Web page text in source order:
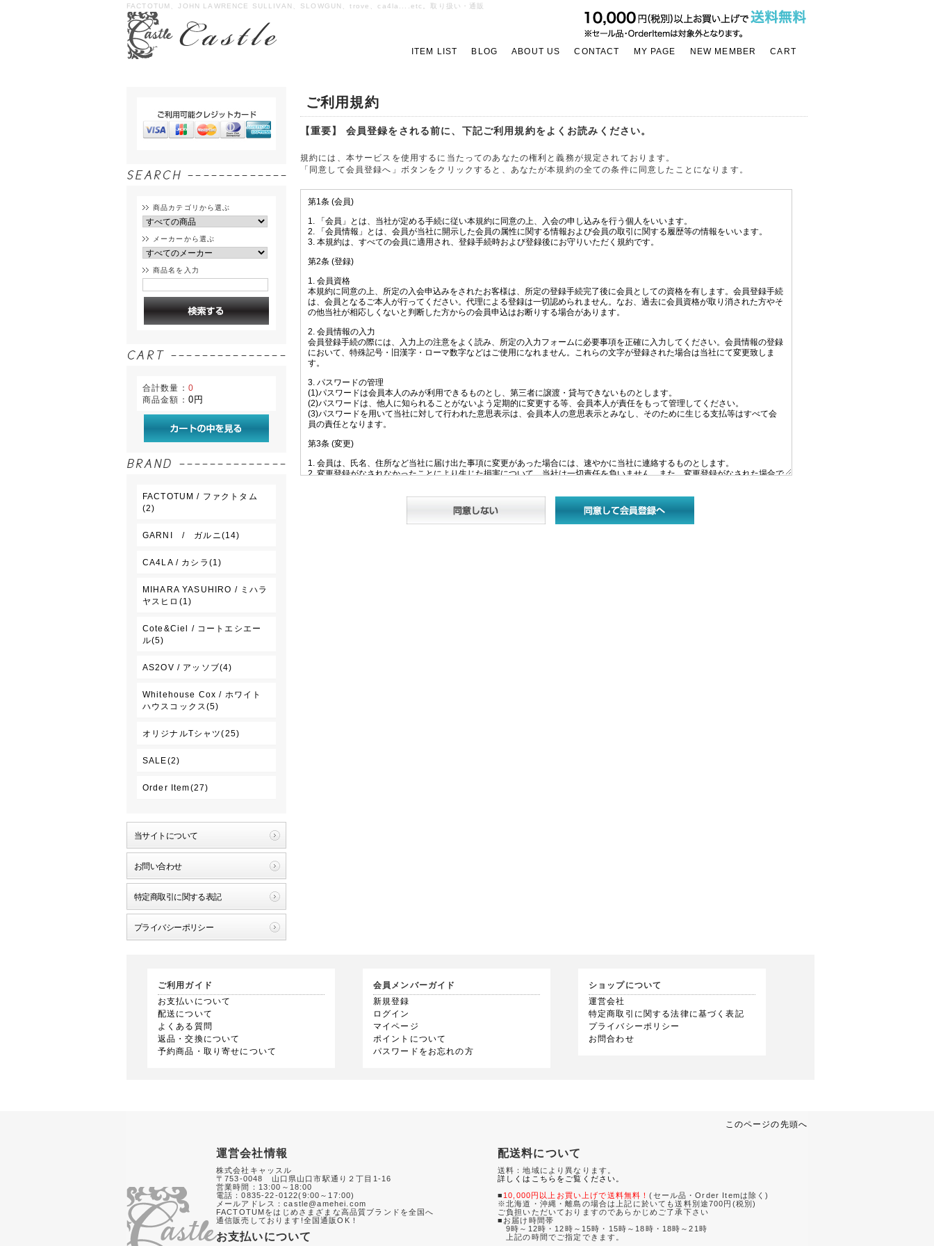
FACTOTUM、JOHN LAWRENCE SULLIVAN、SLOWGUN、trove、ca4la....etc。取り扱い・通販
ITEM LIST BLOG ABOUT US CONTACT MY PAGE NEW MEMBER CART
商品カテゴリから選ぶ
メーカーから選ぶ
商品名を入力
合計数量： 0
商品金額： 0円
FACTOTUM / ファクトタム
(2)
GARNI / ガルニ(14)
CA4LA / カシラ(1)
MIHARA YASUHIRO / ミハラ
ヤスヒロ(1)
Cote&Ciel / コートエシエー
ル(5)
AS2OV / アッソブ(4)
Whitehouse Cox / ホワイト
ハウスコックス(5)
オリジナルTシャツ(25)
SALE(2)
Order Item(27)
当サイトについて
お問い合わせ
特定商取引に関する表記
プライバシーポリシー
ご利用規約
【重要】 会員登録をされる前に、下記ご利用規約をよくお読みください。
規約には、本サービスを使用するに当たってのあなたの権利と義務が規定されております。
「同意して会員登録へ」ボタンをクリックすると、あなたが本規約の全ての条件に同意したことになります。
ご利用ガイド
お支払いについて
配送について
よくある質問
返品・交換について
予約商品・取り寄せについて
会員メンバーガイド
新規登録
ログイン
マイページ
ポイントについて
パスワードをお忘れの方
ショップについて
運営会社
特定商取引に関する法律に基づく表記
プライバシーポリシー
お問合わせ
このページの先頭へ
運営会社情報
株式会社キャッスル
〒753-0048 山口県山口市駅通り２丁目1-16
営業時間：13:00～18:00
電話：0835-22-0122(9:00～17:00)
メールアドレス：castle@amehei.com
FACTOTUMをはじめさまざまな高品質ブランドを全国へ
通信販売しております!全国通販OK！
お支払いについて
配送料について
送料：地域により異なります。
詳しくはこちらをご覧ください。
■ 10,000円以上お買い上げで送料無料！(セール品・Order Itemは除く)
※北海道・沖縄・離島の場合は上記に於いても送料別途700円(税別)
ご負担いただいておりますのであらかじめご了承下さい
■お届け時間帯
9時～12時・12時～15時・15時～18時・18時～21時
上記の時間でご指定できます。